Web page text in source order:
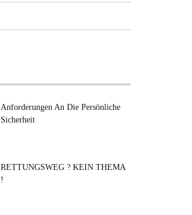
Anforderungen An Die Persönliche
Sicherheit
RETTUNGSWEG ? KEIN THEMA
!